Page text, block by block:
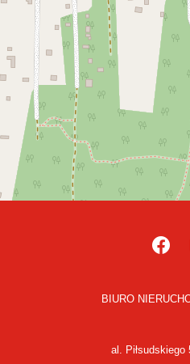
BIURO
al. Piłsudskiego